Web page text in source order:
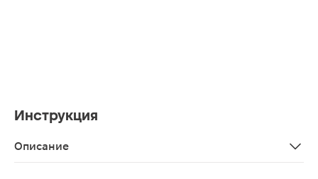
Инструкция
Описание